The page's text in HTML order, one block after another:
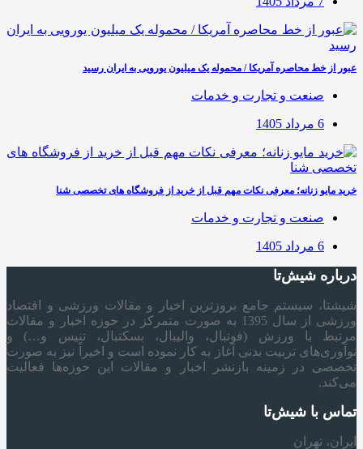
عبور از خط محاصره آمریکا / محموله یک میلیون یورویی به ایران رسید
صنعت و تجارت و خدمات
6 مرداد 1405
خرید مایو زنانه؛ معرفی نکات مهم قبل از خرید از فروشگاه های تخصصی شنا
صنعت و تجارت و خدمات
6 مرداد 1405
درباره شیش‌تا
شیشتا، سیستم جامع بروزترین اخبار و مقالات ورزشی و اقتصاد
ورزشی از سال 1395 به صورت متمرکز در حوزه اخبار و مقالات
مرتبط با ورزش (فوتبال، والیبال، بسکتبال، تنیس و…) و
نوآوری‌های تربیت بدنی آغاز به کار نموده است و اخیراً نیز به صورت
تخصصی در زمینه بازنشر اخبار و مقالات این حوزه‌ها فعالیت
می‌کند.
تماس با شیش‌تا
ایران، تهران